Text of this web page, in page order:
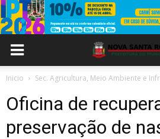
Inicio Sec. Agricultura, Meio Ambiente e
Oficina de
preservação de